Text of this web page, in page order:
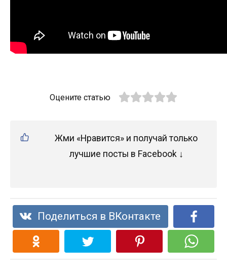
Оцените статью
Жми «Нравится» и получай только
лучшие посты в Facebook ↓
Поделиться в ВКонтакте